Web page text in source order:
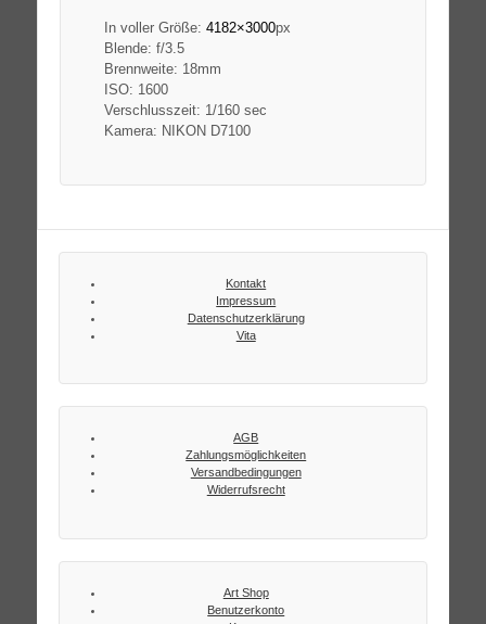
In voller Größe: 4182×3000px
Blende: f/3.5
Brennweite: 18mm
ISO: 1600
Verschlusszeit: 1/160 sec
Kamera: NIKON D7100
Kontakt
Impressum
Datenschutzerklärung
Vita
AGB
Zahlungsmöglichkeiten
Versandbedingungen
Widerrufsrecht
Art Shop
Benutzerkonto